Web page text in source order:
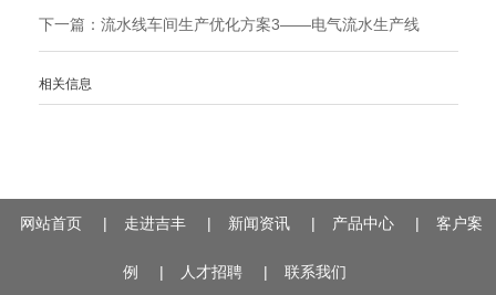
下一篇： 流水线车间生产优化方案3——电气流水生产线
相关信息
网站首页 | 走进吉丰 | 新闻资讯 | 产品中心 | 客户案
例 | 人才招聘 | 联系我们